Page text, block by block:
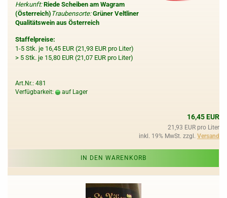
Herkunft: Riede Scheiben am Wagram
(Österreich) Traubensorte: Grüner Veltliner
Qualitätswein aus Österreich
Staffelpreise:
1-5 Stk. je 16,45 EUR (21,93 EUR pro Liter)
> 5 Stk. je 15,80 EUR (21,07 EUR pro Liter)
Art.Nr.: 481
Verfügbarkeit:
auf Lager
16,45 EUR
21,93 EUR pro Liter
inkl. 19% MwSt. zzgl. Versand
IN DEN WARENKORB